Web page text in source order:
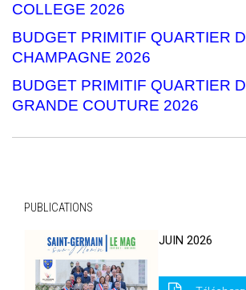
COLLEGE 2026
BUDGET PRIMITIF QUARTIER
CHAMPAGNE 2026
BUDGET PRIMITIF QUARTIER
GRANDE COUTURE 2026
PUBLICATIONS
JUIN 2026